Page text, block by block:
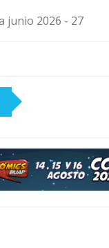
junio 2026 - 27